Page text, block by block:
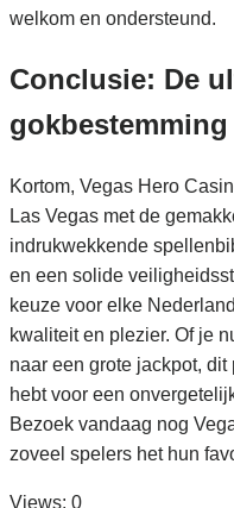
welkom en ondersteund.
Conclusie: De
gokbestemming
Kortom, Vegas Hero
Las Vegas met de
indrukwekkende
en een solide
keuze voor elke
kwaliteit en plezier. Of je
naar een grote jackpot,
hebt voor een
Bezoek vandaag nog
zoveel spelers het hun
Views: 0